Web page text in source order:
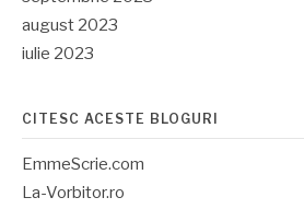
august 2023
iulie 2023
CITESC ACESTE BLOGURI
EmmeScrie.com
La-Vorbitor.ro